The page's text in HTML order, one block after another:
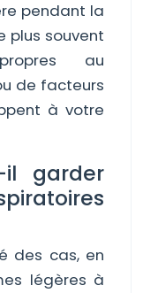
pendant la
plus souvent
au
de facteurs
à votre
garder
des cas, en
légères à